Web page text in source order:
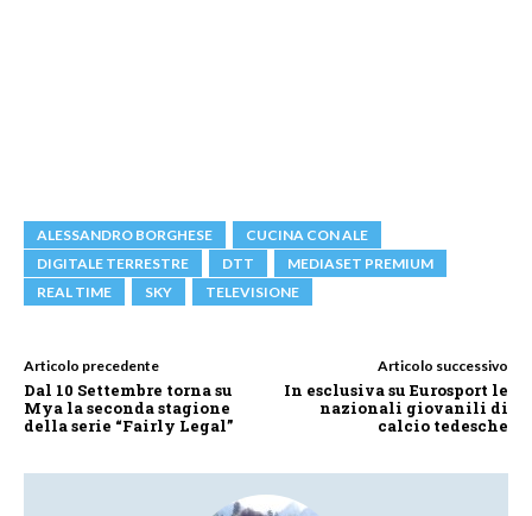
ALESSANDRO BORGHESE
CUCINA CON ALE
DIGITALE TERRESTRE
DTT
MEDIASET PREMIUM
REAL TIME
SKY TELEVISIONE
Articolo precedente
Dal 10 Settembre torna su
Mya la seconda stagione
della serie “Fairly Legal”
Articolo successivo
In esclusiva su Eurosport le
nazionali giovanili di
calcio tedesche